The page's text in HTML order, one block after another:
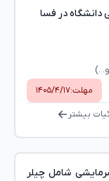
در فسا
مهلت:۱۴۰۵/۴/۱۷
بیشتر
سرمایشی شامل چیلر